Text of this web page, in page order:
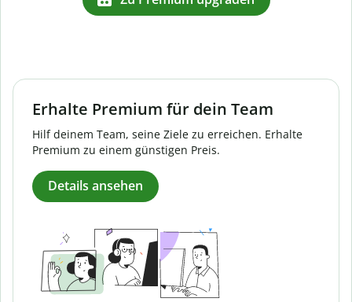
Erhalte Premium für dein Team
Hilf deinem Team, seine Ziele zu erreichen. Erhalte
Premium zu einem günstigen Preis.
Details ansehen